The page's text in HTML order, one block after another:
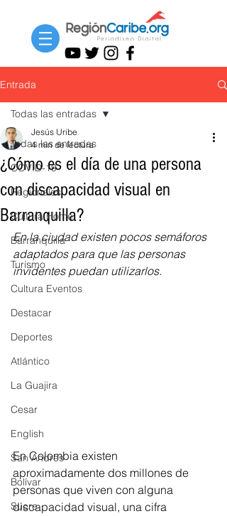
Entrada
Todas las entradas
COVID-19
Regionales
Cultura Home
Barranquilla
Turismo
Cultura Eventos
Destacar
Deportes
Atlántico
La Guajira
Cesar
English
San Andres
Bolívar
Sucre
Todas las entradas
¿Cómo es el día de una persona
con discapacidad visual en
Barranquilla?
Jesús Uribe
4 min de lectura
En la ciudad existen pocos semáforos
adaptados para que las personas
invidentes puedan utilizarlos.
En Colombia existen
aproximadamente dos millones de
personas que viven con alguna
discapacidad visual, una cifra